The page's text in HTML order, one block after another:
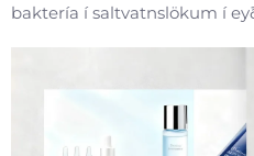
baktería í saltvatnslökum í
vegna ectoin